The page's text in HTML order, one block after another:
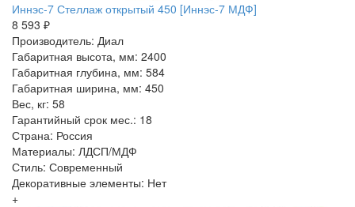
Иннэс-7 Стеллаж открытый 450 [Иннэс-7 МДФ]
8 593 ₽
Производитель: Диал
Габаритная высота, мм: 2400
Габаритная глубина, мм: 584
Габаритная ширина, мм: 450
Вес, кг: 58
Гарантийный срок мес.: 18
Страна: Россия
Материалы: ЛДСП/МДФ
Стиль: Современный
Декоративные элементы: Нет
+